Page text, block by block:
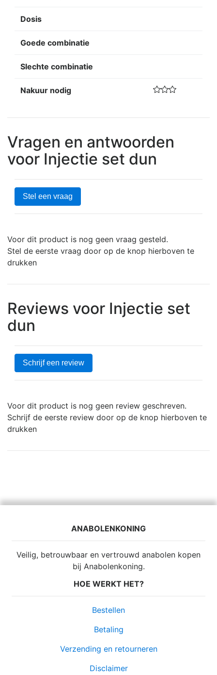
Dosis
Goede combinatie
Slechte combinatie
Nakuur nodig
Vragen en antwoorden
voor Injectie set dun
Stel een vraag
Voor dit product is nog geen vraag gesteld.
Stel de eerste vraag door op de knop hierboven te
drukken
Reviews voor Injectie set
dun
Schrijf een review
Voor dit product is nog geen review geschreven.
Schrijf de eerste review door op de knop hierboven te
drukken
ANABOLENKONING
Veilig, betrouwbaar en vertrouwd anabolen kopen
bij Anabolenkoning.
HOE WERKT HET?
Bestellen
Betaling
Verzending en retourneren
Disclaimer